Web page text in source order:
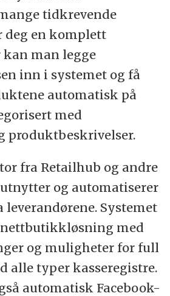
tidkrevende
deg en komplett
man legge
inn i systemet og få
automatisk på
med
produktbeskrivelser.
fra Retailhub og andre
og automatiserer
Systemet
med
og muligheter for full
alle typer kasseregistre.
automatisk Facebook-